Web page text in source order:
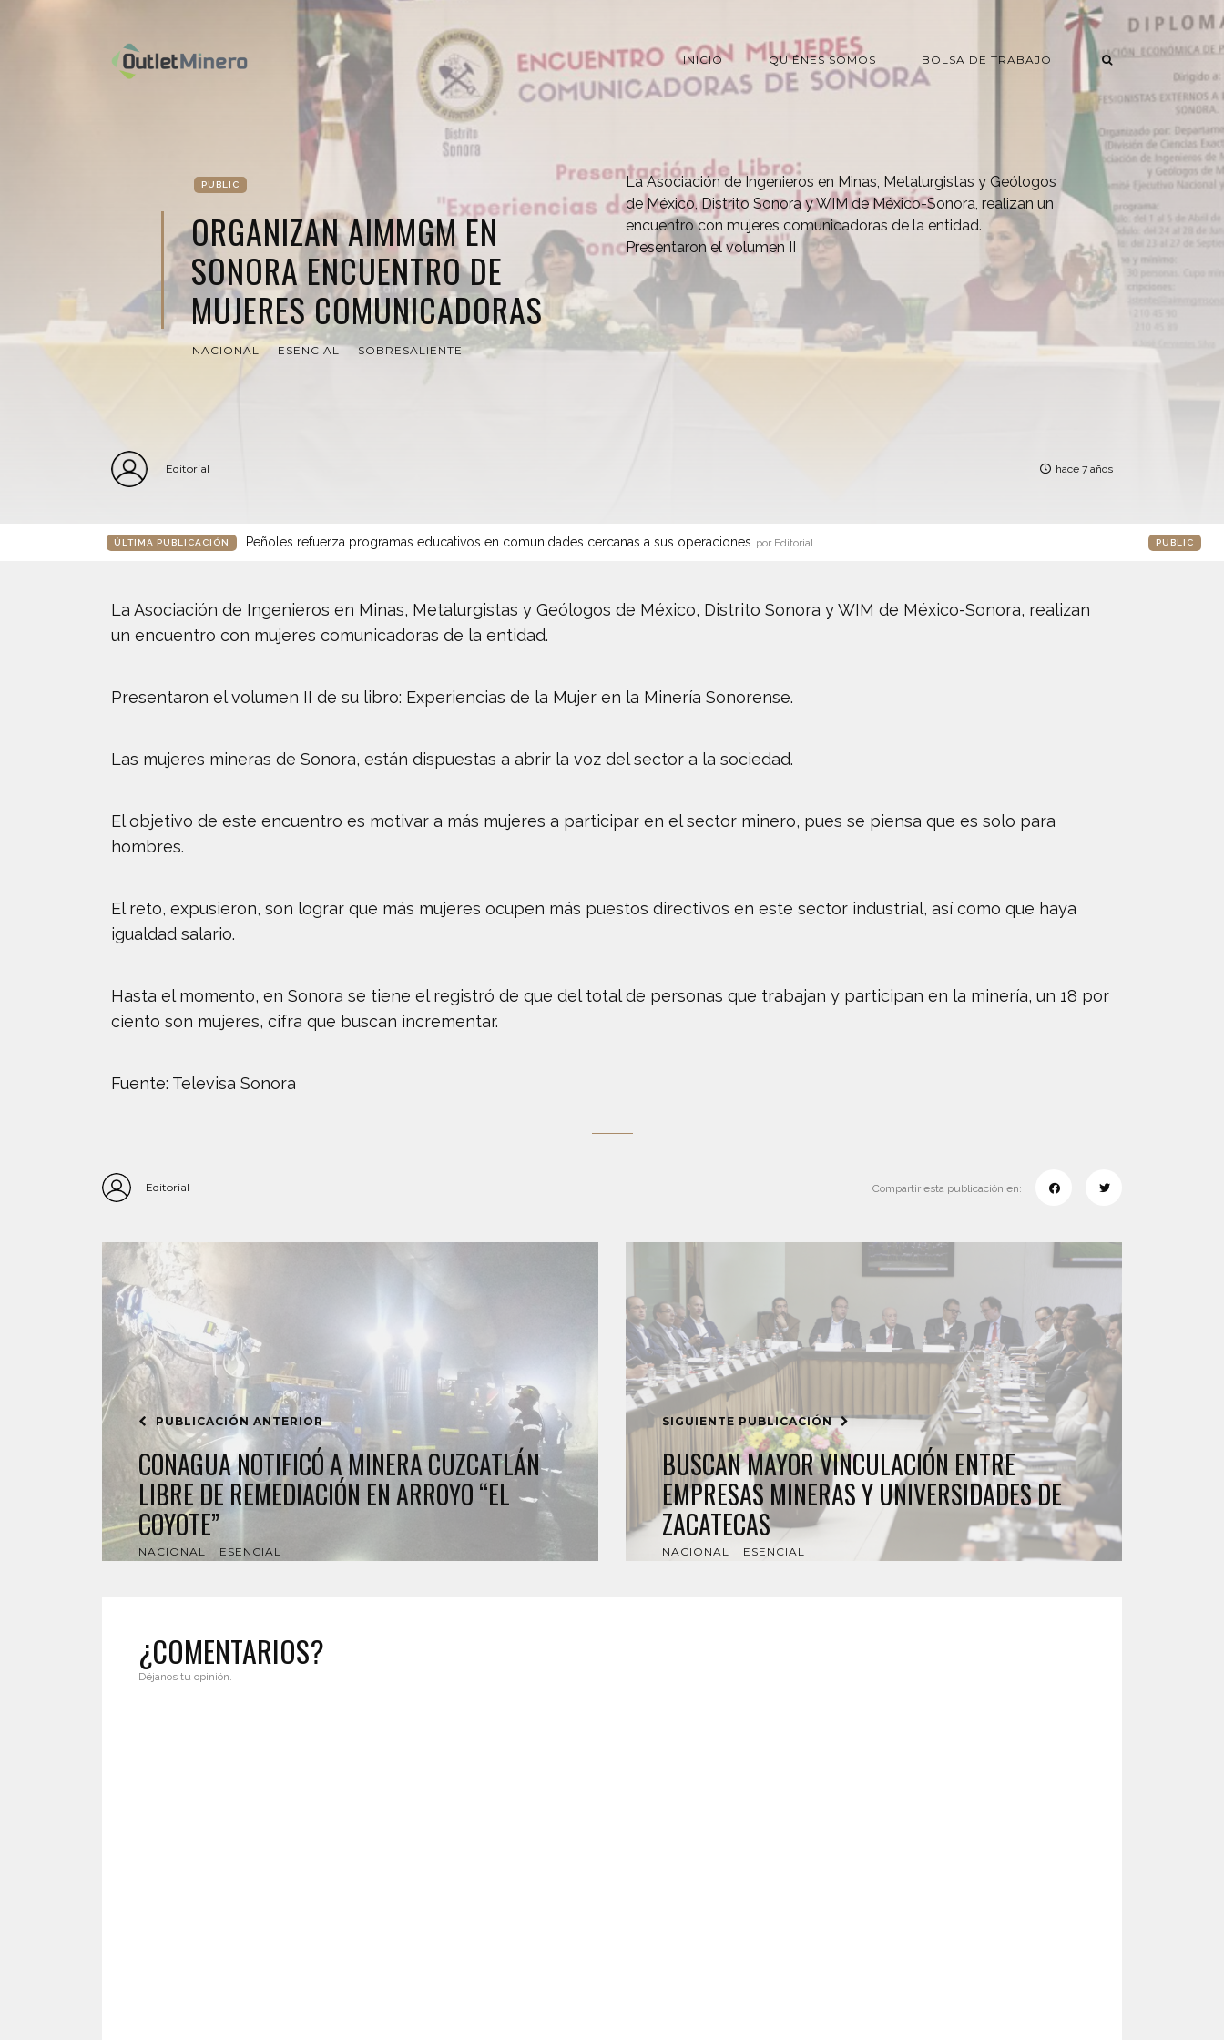
INICIO QUIÉNES SOMOS BOLSA DE TRABAJO
PUBLIC
ORGANIZAN AIMMGM EN
SONORA ENCUENTRO DE
MUJERES COMUNICADORAS
NACIONAL ESENCIAL SOBRESALIENTE
La Asociación de Ingenieros en Minas, Metalurgistas y Geólogos
de México, Distrito Sonora y WIM de México-Sonora, realizan un
encuentro con mujeres comunicadoras de la entidad.
Presentaron el volumen II
Editorial hace 7 años
ÚLTIMA PUBLICACIÓN Peñoles refuerza programas educativos en comunidades cercanas a sus operaciones por Editorial PUBLIC
La Asociación de Ingenieros en Minas, Metalurgistas y Geólogos de México, Distrito Sonora y WIM de México-Sonora, realizan
un encuentro con mujeres comunicadoras de la entidad.
Presentaron el volumen II de su libro: Experiencias de la Mujer en la Minería Sonorense.
Las mujeres mineras de Sonora, están dispuestas a abrir la voz del sector a la sociedad.
El objetivo de este encuentro es motivar a más mujeres a participar en el sector minero, pues se piensa que es solo para
hombres.
El reto, expusieron, son lograr que más mujeres ocupen más puestos directivos en este sector industrial, así como que haya
igualdad salario.
Hasta el momento, en Sonora se tiene el registró de que del total de personas que trabajan y participan en la minería, un 18 por
ciento son mujeres, cifra que buscan incrementar.
Fuente: Televisa Sonora
Editorial Compartir esta publicación en:
PUBLICACIÓN ANTERIOR
CONAGUA NOTIFICÓ A MINERA CUZCATLÁN
LIBRE DE REMEDIACIÓN EN ARROYO “EL
COYOTE”
NACIONAL ESENCIAL
SIGUIENTE PUBLICACIÓN
BUSCAN MAYOR VINCULACIÓN ENTRE
EMPRESAS MINERAS Y UNIVERSIDADES DE
ZACATECAS
NACIONAL ESENCIAL
¿COMENTARIOS?
Déjanos tu opinión.